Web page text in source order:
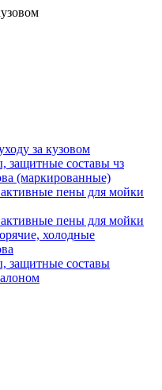
за кузовом
защитные составы чз
(маркированные)
пены для мойки
пены для мойки
холодные
защитные составы